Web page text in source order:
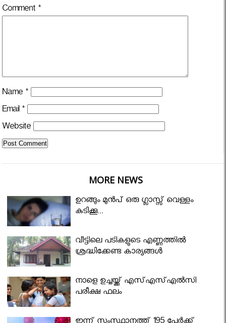
Comment *
Name *
Email *
Website
MORE NEWS
ഉറങ്ങും മുന്‍പ് ഒരു ഗ്ലാസ്സ് വെള്ളം
കുടിക്കൂ...
വീട്ടിലെ പടികളുടെ എണ്ണത്തിൽ
ശ്രദ്ധിക്കേണ്ട കാര്യങ്ങൾ
നാളെ ഉച്ചയ്ക്ക് എസ്എസ്എല്‍സി
പരീക്ഷ ഫലം